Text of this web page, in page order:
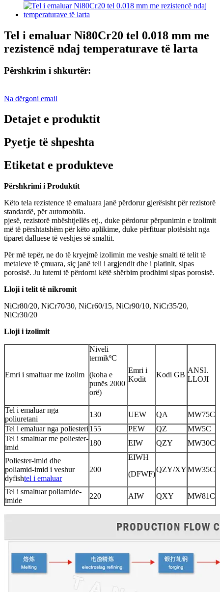
Tel i emaluar Ni80Cr20 tel 0.018 mm me
rezistencë ndaj temperaturave të larta
Përshkrim i shkurtër:
Na dërgoni email
Detajet e produktit
Pyetje të shpeshta
Etiketat e produkteve
Përshkrimi i Produktit
Këto tela rezistence të emaluara janë përdorur gjerësisht për rezistorë
standardë, për automobila.
pjesë, rezistorë mbështjellës etj., duke përdorur përpunimin e izolimit
më të përshtatshëm për këto aplikime, duke përfituar plotësisht nga
tiparet dalluese të veshjes së smaltit.
Për më tepër, ne do të kryejmë izolimin me veshje smalti të telit të
metaleve të çmuara, siç janë teli i argjendit dhe i platinit, sipas
porosisë. Ju lutemi të përdorni këtë shërbim prodhimi sipas porosisë.
Lloji i telit të nikromit
NiCr80/20, NiCr70/30, NiCr60/15, NiCr90/10, NiCr35/20,
NiCr30/20
Lloji i izolimit
Emri i smaltuar me izolim
Niveli
termikºC
(koha e
punës 2000
orë)
Emri i
Kodit
Kodi GB
ANSI.
LLOJI
Tel i emaluar nga
poliuretani
130 UEW QA
MW75C
Tel i emaluar nga poliesteri 155 PEW QZ
MW5C
Tel i smaltuar me poliester-
imid
180 EIW QZY MW30C
Poliester-imid dhe
poliamid-imid i veshur
dyfishtel i emaluar
200
EIWH
(DFWF)
QZY/XYMW35C
Tel i smaltuar poliamide-
imide
220 AIW QXY MW81C